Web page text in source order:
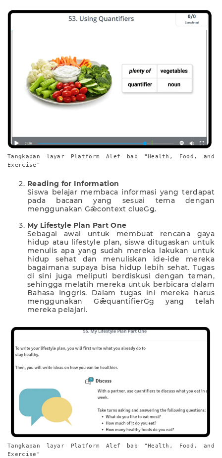
Tangkapan layar Platform Alef bab "Health, Food, and
Exercise"
Reading for Information
Siswa belajar membaca informasi yang terdapat
pada bacaan yang sesuai tema dengan
menggunakan Gǣcontext clueGǥ.
My Lifestyle Plan Part One
Sebagai awal untuk membuat rencana gaya
hidup atau lifestyle plan, siswa ditugaskan untuk
menulis apa yang sudah mereka lakukan untuk
hidup sehat dan menuliskan ide-ide mereka
bagaimana supaya bisa hidup lebih sehat. Tugas
di sini juga meliputi berdiskusi dengan teman,
sehingga melatih mereka untuk berbicara dalam
Bahasa Inggris. Dalam tugas ini mereka harus
menggunakan GǣquantifierGǥ yang telah
mereka pelajari.
Tangkapan layar Platform Alef bab "Health, Food, and
Exercise"